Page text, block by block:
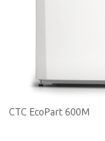
CTC EcoPart 600M